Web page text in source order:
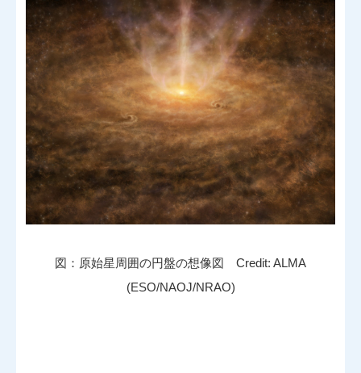
図：原始星周囲の円盤の想像図 Credit: ALMA
(ESO/NAOJ/NRAO)